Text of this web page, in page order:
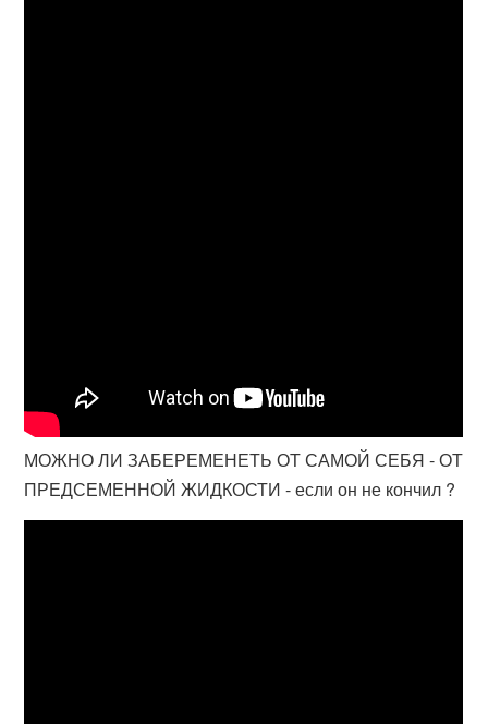
МОЖНО ЛИ ЗАБЕРЕМЕНЕТЬ ОТ САМОЙ СЕБЯ - ОТ
ПРЕДСЕМЕННОЙ ЖИДКОСТИ - если он не кончил ?